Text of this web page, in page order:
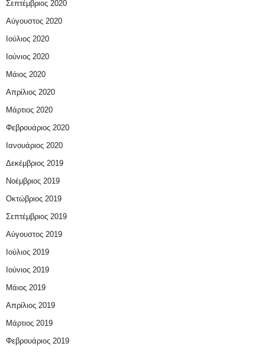
Σεπτέμβριος 2020
Αύγουστος 2020
Ιούλιος 2020
Ιούνιος 2020
Μάιος 2020
Απρίλιος 2020
Μάρτιος 2020
Φεβρουάριος 2020
Ιανουάριος 2020
Δεκέμβριος 2019
Νοέμβριος 2019
Οκτώβριος 2019
Σεπτέμβριος 2019
Αύγουστος 2019
Ιούλιος 2019
Ιούνιος 2019
Μάιος 2019
Απρίλιος 2019
Μάρτιος 2019
Φεβρουάριος 2019